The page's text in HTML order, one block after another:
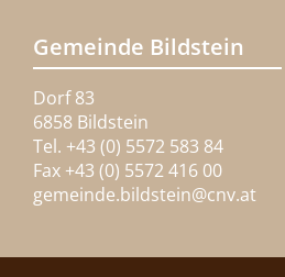
Gemeinde Bildstein
Dorf 83
6858 Bildstein
Tel. +43 (0) 5572 583 84
Fax +43 (0) 5572 416 00
gemeinde.bildstein@cnv.at